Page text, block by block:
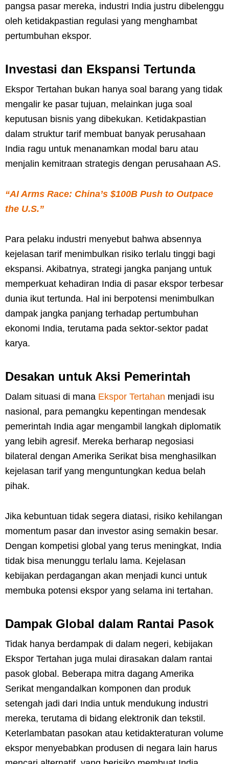
pangsa pasar mereka, industri India justru dibelenggu
oleh ketidakpastian regulasi yang menghambat
pertumbuhan ekspor.
Investasi dan Ekspansi Tertunda
Ekspor Tertahan bukan hanya soal barang yang tidak
mengalir ke pasar tujuan, melainkan juga soal
keputusan bisnis yang dibekukan. Ketidakpastian
dalam struktur tarif membuat banyak perusahaan
India ragu untuk menanamkan modal baru atau
menjalin kemitraan strategis dengan perusahaan AS.
“AI Arms Race: China’s $100B Push to Outpace
the U.S.”
Para pelaku industri menyebut bahwa absennya
kejelasan tarif menimbulkan risiko terlalu tinggi bagi
ekspansi. Akibatnya, strategi jangka panjang untuk
memperkuat kehadiran India di pasar ekspor terbesar
dunia ikut tertunda. Hal ini berpotensi menimbulkan
dampak jangka panjang terhadap pertumbuhan
ekonomi India, terutama pada sektor-sektor padat
karya.
Desakan untuk Aksi Pemerintah
Dalam situasi di mana Ekspor Tertahan menjadi isu
nasional, para pemangku kepentingan mendesak
pemerintah India agar mengambil langkah diplomatik
yang lebih agresif. Mereka berharap negosiasi
bilateral dengan Amerika Serikat bisa menghasilkan
kejelasan tarif yang menguntungkan kedua belah
pihak.
Jika kebuntuan tidak segera diatasi, risiko kehilangan
momentum pasar dan investor asing semakin besar.
Dengan kompetisi global yang terus meningkat, India
tidak bisa menunggu terlalu lama. Kejelasan
kebijakan perdagangan akan menjadi kunci untuk
membuka potensi ekspor yang selama ini tertahan.
Dampak Global dalam Rantai Pasok
Tidak hanya berdampak di dalam negeri, kebijakan
Ekspor Tertahan juga mulai dirasakan dalam rantai
pasok global. Beberapa mitra dagang Amerika
Serikat mengandalkan komponen dan produk
setengah jadi dari India untuk mendukung industri
mereka, terutama di bidang elektronik dan tekstil.
Keterlambatan pasokan atau ketidakteraturan volume
ekspor menyebabkan produsen di negara lain harus